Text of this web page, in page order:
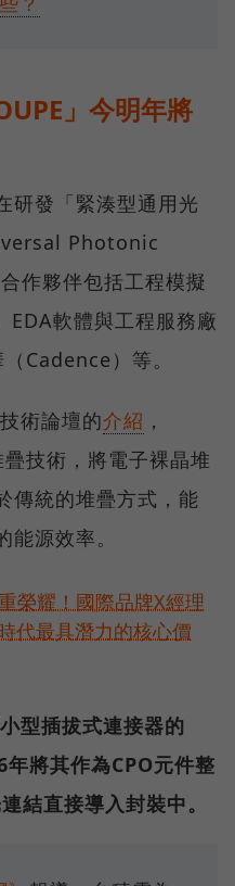
」今明年將
研發「緊湊型通用光
Photonic
作夥伴包括工程模擬
軟體與工程服務廠
Cadence）等。
術論壇的介紹 ，
技術，將電子裸晶堆
傳統的堆疊方式，能
源效率。
榮耀！國際品牌X經理
代最具潛力的核心價
型插拔式連接器的
將其作為CPO元件整
結直接導入封裝中。